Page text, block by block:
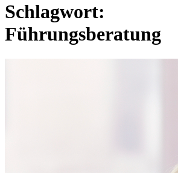
Schlagwort:
Führungsberatung